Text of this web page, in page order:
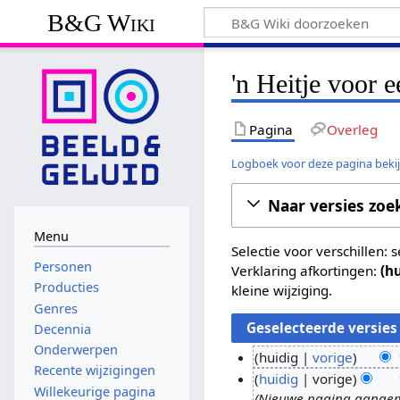
B&G Wiki
'n Heitje voor
Pagina Overleg
Logboek voor deze pagina
Naar versies
Selectie voor verschillen:
Verklaring afkortingen:
kleine wijziging.
1
huidig vorige
G
e
huidig vorige
Menu
Personen
Producties
Genres
Decennia
Onderwerpen
Recente wijzigingen
Willekeurige pagina